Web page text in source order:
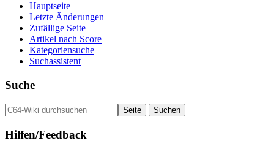
Hauptseite
Letzte Änderungen
Zufällige Seite
Artikel nach Score
Kategoriensuche
Suchassistent
Suche
Hilfen/Feedback